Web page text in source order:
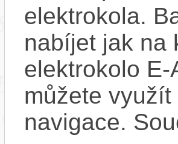
elektrokola.
nabíjet jak na
elektrokolo
můžete
navigace.